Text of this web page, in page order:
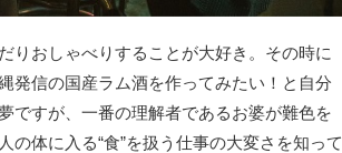
おしゃべりすることが大好き。その時に
発信の国産ラム酒を作ってみたい！と自分
ですが、一番の理解者であるお婆が難色を
体に入る“食”を扱う仕事の大変さを知って